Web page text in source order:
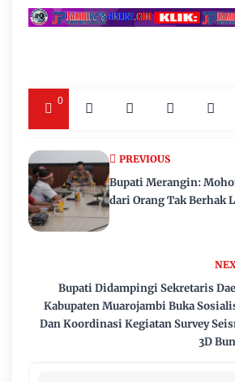
0
Bupati Didampingi Sekretaris
Kabupaten Muarojambi Buka
Dan Koordinasi Kegiatan Survey
3D
PREVIOUS
Bupati Merangin:
dari Orang Tak Berhak